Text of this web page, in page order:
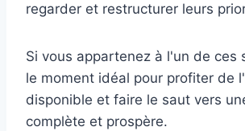
regarder et restructurer leurs
Si vous appartenez à l'un de ces
le moment idéal pour profiter de
disponible et faire le saut vers
complète et prospère.